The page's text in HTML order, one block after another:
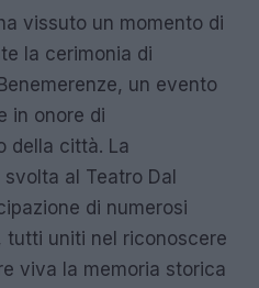
vissuto un momento di
la cerimonia di
un evento
in onore di
della città. La
al Teatro Dal
di numerosi
uniti nel riconoscere
viva la memoria storica